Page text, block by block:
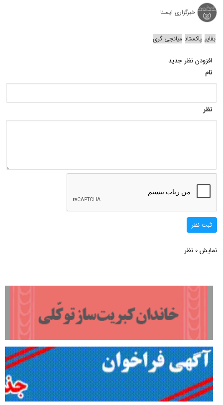
خبرگزاری ایسنا
بقایی پاکستان میانجی گری
افزودن نظر جدید
نام
نظر
ثبت نظر
نمایش 0 نظر